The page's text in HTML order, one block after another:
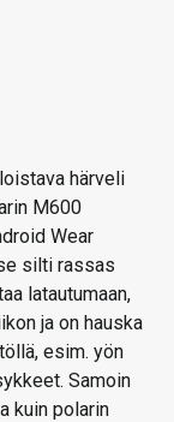
härveli
M600
Wear
silti rassas
latautumaan,
ja on hauska
esim. yön
Samoin
kuin polarin